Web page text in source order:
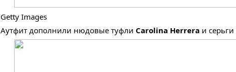
Getty Images
Аутфит дополнили нюдовые туфли Carolina Herrera и серьги